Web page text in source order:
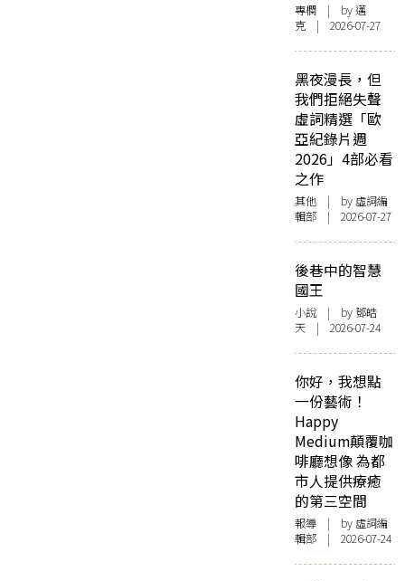
專欄 | by邁
克 | 2026-07-27
黑夜漫長，但
我們拒絕失聲
虛詞精選「歐
亞紀錄片週
2026」4部必看
之作
其他 | by 虛詞編
輯部 | 2026-07-27
後巷中的智慧
國王
小說 | by 鄧皓
天 | 2026-07-24
你好，我想點
一份藝術！
Happy
Medium顛覆咖
啡廳想像 為都
市人提供療癒
的第三空間
報導 | by 虛詞編
輯部 | 2026-07-24